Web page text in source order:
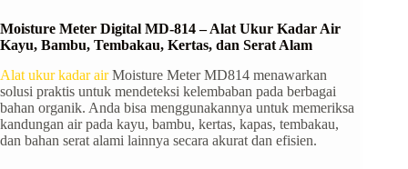
Moisture Meter Digital MD-814 – Alat Ukur Kadar Air
Kayu, Bambu, Tembakau, Kertas, dan Serat Alam
Alat ukur kadar airMoisture Meter MD814 menawarkan
solusi praktis untuk mendeteksi kelembaban pada berbagai
bahan organik. Anda bisa menggunakannya untuk memeriksa
kandungan air pada kayu, bambu, kertas, kapas, tembakau,
dan bahan serat alami lainnya secara akurat dan efisien.